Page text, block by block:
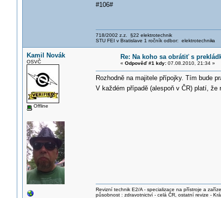
#106#
718/2002 z.z. §22 elektrotechnik
STU FEI v Bratislave 1 ročník odbor: elektrotechnika
Kamil Novák
OSVČ
Offline
Re: Na koho sa obrátiť s
« Odpověď #1 kdy:07.08.2010, 21:34 »
Rozhodně na majitele přípojky. Tím bude
V každém případě (alespoň v ČR) platí,
Revizní technik E2/A - specializace na přístroje a
působnost : zdravotnictví - celá ČR, ostatní revize -